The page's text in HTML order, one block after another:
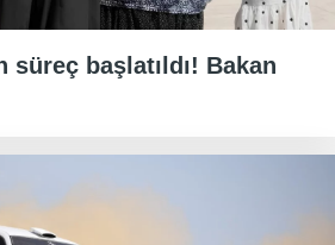
süreç başlatıldı! Bakan